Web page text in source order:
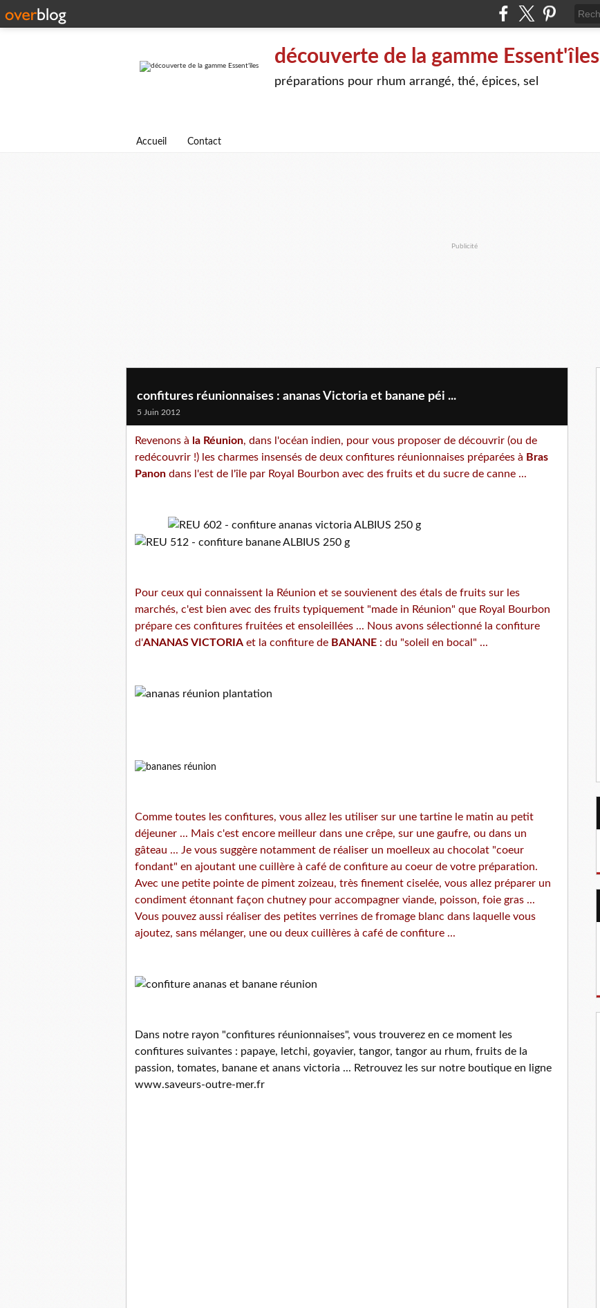
découverte de la gamme Essent'îles
préparations pour rhum arrangé, thé, épices, sel
Accueil Contact
Publicité
confitures réunionnaises : ananas Victoria et banane péi ...
5 Juin 2012
Revenons à la Réunion, dans l'océan indien, pour vous proposer de découvrir (ou de
redécouvrir !) les charmes insensés de deux confitures réunionnaises préparées à Bras
Panon dans l'est de l'île par Royal Bourbon avec des fruits et du sucre de canne ...
Pour ceux qui connaissent la Réunion et se souvienent des étals de fruits sur les
marchés, c'est bien avec des fruits typiquement "made in Réunion" que Royal Bourbon
prépare ces confitures fruitées et ensoleillées ... Nous avons sélectionné la confiture
d'ANANAS VICTORIA et la confiture de BANANE : du "soleil en bocal" ...
Comme toutes les confitures, vous allez les utiliser sur une tartine le matin au petit
déjeuner ... Mais c'est encore meilleur dans une crêpe, sur une gaufre, ou dans un
gâteau ... Je vous suggère notamment de réaliser un moelleux au chocolat "coeur
fondant" en ajoutant une cuillère à café de confiture au coeur de votre préparation.
Avec une petite pointe de piment zoizeau, très finement ciselée, vous allez préparer un
condiment étonnant façon chutney pour accompagner viande, poisson, foie gras ...
Vous pouvez aussi réaliser des petites verrines de fromage blanc dans laquelle vous
ajoutez, sans mélanger, une ou deux cuillères à café de confiture ...
Dans notre rayon "confitures réunionnaises", vous trouverez en ce moment les
confitures suivantes : papaye, letchi, goyavier, tangor, tangor au rhum, fruits de la
passion, tomates, banane et anans victoria ... Retrouvez les sur notre boutique en ligne
www.saveurs-outre-mer.fr